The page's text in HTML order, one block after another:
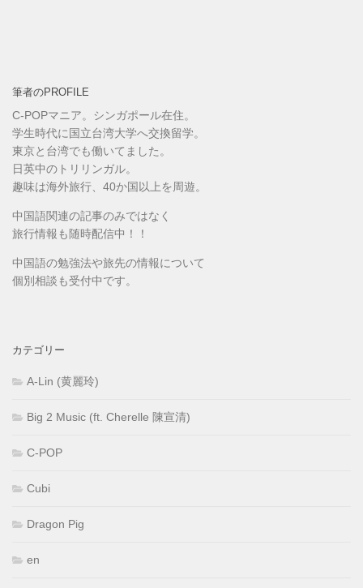
筆者のPROFILE
C-POPマニア。シンガポール在住。
学生時代に国立台湾大学へ交換留学。
東京と台湾でも働いてました。
日英中のトリリンガル。
趣味は海外旅行、40か国以上を周遊。
中国語関連の記事のみではなく
旅行情報も随時配信中！！
中国語の勉強法や旅先の情報について
個別相談も受付中です。
カテゴリー
A-Lin (黄麗玲)
Big 2 Music (ft. Cherelle 陳宣清)
C-POP
Cubi
Dragon Pig
en